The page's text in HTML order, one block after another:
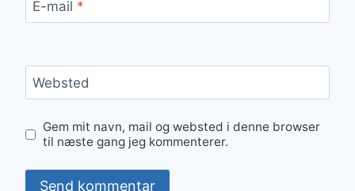
E-mail *
Websted
Gem mit navn, mail og websted i denne browser
til næste gang jeg kommenterer.